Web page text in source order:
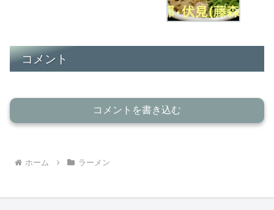
コメント
コメントを書き込む
ホーム ラーメン